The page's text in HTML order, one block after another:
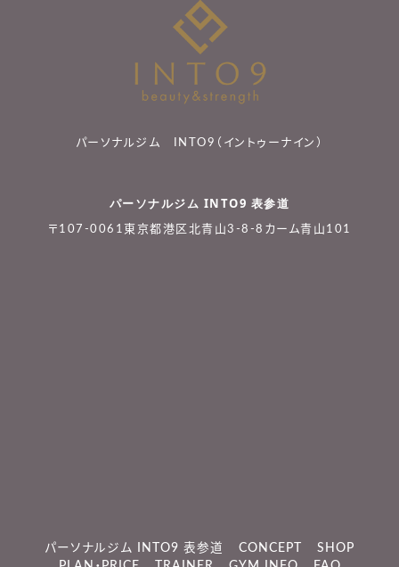
パーソナルジム INTO9（イントゥーナイン）
パーソナルジム INTO9 表参道
〒107-0061東京都港区北青山3-8-8カーム青山101
パーソナルジム INTO9 表参道 CONCEPT
SHOP